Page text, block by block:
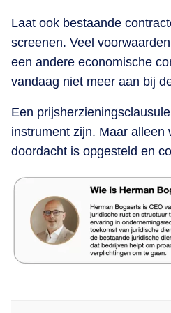
Laat ook bestaande
screenen. Veel
een andere economische
vandaag niet meer aan bij
Een
instrument zijn. Maar alleen
doordacht is opgesteld en